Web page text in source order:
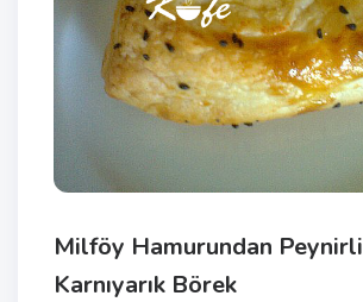
Milföy Hamurundan Peynirli
Karnıyarık Börek